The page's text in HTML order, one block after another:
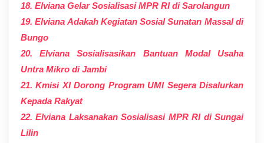
18. Elviana Gelar Sosialisasi MPR RI di Sarolangun
19. Elviana Adakah Kegiatan Sosial Sunatan Massal di
Bungo
20. Elviana Sosialisasikan Bantuan Modal Usaha
Untra Mikro di Jambi
21. Kmisi XI Dorong Program UMI Segera Disalurkan
Kepada Rakyat
22. Elviana Laksanakan Sosialisasi MPR RI di Sungai
Lilin